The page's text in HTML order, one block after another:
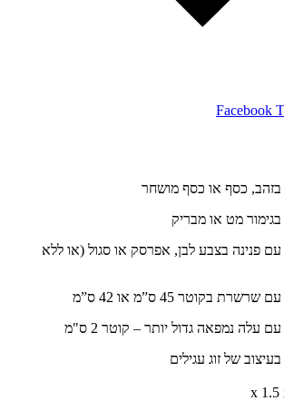
Facebook
בזהב, כסף או כסף מושחר
מט או מבריק
עם פנינה בצבע לבן, אפרסק או סגול (או ללא
בקוטר 45 ס”מ או 42 ס”מ
עלה נמפאה גדול יותר – קוטר 2 ס"מ
של זוג עגילים